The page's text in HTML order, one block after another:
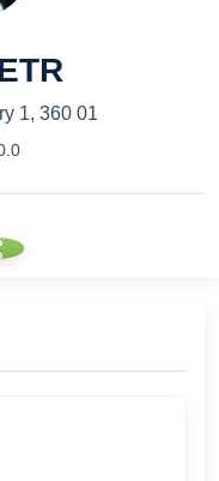
1, 360 01